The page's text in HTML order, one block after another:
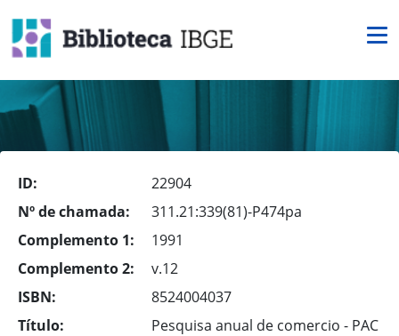
ID:
22904
Nº de chamada:
311.21:339(81)-P474pa
Complemento 1:
1991
Complemento 2:
v.12
ISBN:
8524004037
Título:
Pesquisa anual de comercio - PAC